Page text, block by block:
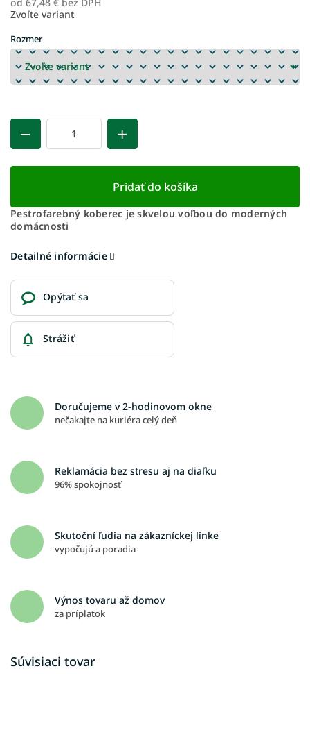
Zvoľte variant
Rozmer
Pridať do košíka
Pestrofarebný koberec je skvelou voľbou do moderných
domácnosti
Detailné informácie
Opýtať sa
Strážiť
Doručujeme v 2-hodinovom okne
nečakajte na kuriéra celý deň
Reklamácia bez stresu aj na diaľku
96% spokojnosť
Skutoční ľudia na zákazníckej linke
vypočujú a poradia
Výnos tovaru až domov
za príplatok
Súvisiaci tovar